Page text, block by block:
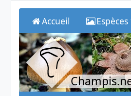
Accueil Espèces